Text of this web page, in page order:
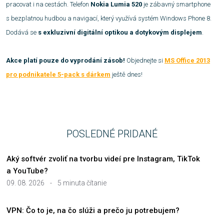
pracovat i na cestách. Telefon Nokia Lumia 520 je zábavný smartphone
s bezplatnou hudbou a navigací, který využívá systém Windows Phone 8.
Dodává se s exkluzivní digitální optikou a dotykovým displejem.
Akce platí pouze do vyprodání zásob! Objednejte si MS Office 2013
pro podnikatele 5-pack s dárkem ještě dnes!
POSLEDNÉ PRIDANÉ
09. 08. 2026 - 5 minuta čítanie
Aký softvér zvoliť na tvorbu videí pre Instagram, TikTok
a YouTube?
VPN: Čo to je, na čo slúži a prečo ju potrebujem?